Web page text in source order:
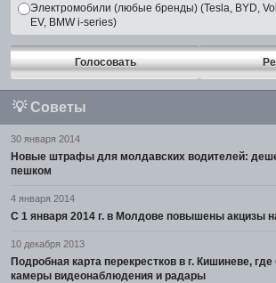
Электромобили (любые бренды) (Tesla, BYD,
EV, BMW i-series)
Голосовать
💡 Советы
30 января 2014
Новые штрафы для молдавских водителей:
пешком
4 января 2014
С 1 января 2014 г. в Молдове повышены акцизы
10 декабря 2013
Подробная карта перекрестков в г. Кишиневе,
камеры видеонаблюдения и радары